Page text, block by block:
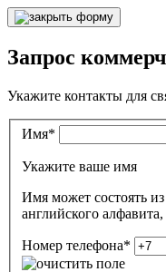
Запрос
Укажите контакты для
Имя*
Укажите ваше имя
Имя может состоять
английского
Номер телефона*